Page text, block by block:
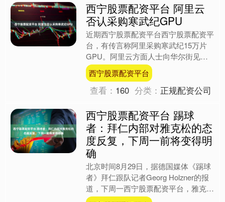
西宁股票配资平台 阿里云
否认采购寒武纪GPU
近期西宁股票配资平台西宁股票配资平
台，有传言称阿里采购寒武纪15万片
GPU。阿里云方面人士向华尔街见闻
表示该消息不实，但阿里云确实一云多
芯支持国产供应链。（全天....
西宁股票配资平台
查看： 160 分类： 正规配资公司
西宁股票配资平台 踢球
者：拜仁内部对雅克松的态
度反复，下周一前将变得明
确
北京时间8月29日，据德国媒体《踢球
者》拜仁跟队记者Georg Holzner的报
道，下周一西宁股票配资平台，雅克松
和拜仁之间的联系将变得明确。 转会